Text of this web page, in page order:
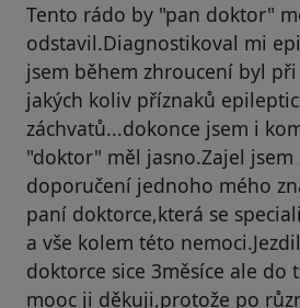
Tento rádo by "pan doktor"
odstavil.Diagnostikoval mi
jsem během zhroucení byl
jakých koliv příznaků
záchvatů...dokonce jsem i
"doktor" měl jasno.Zajel
doporučení jednoho mého
paní doktorce,která se
a vše kolem této
doktorce sice 3měsíce ale
mooc ji děkuji,protože po